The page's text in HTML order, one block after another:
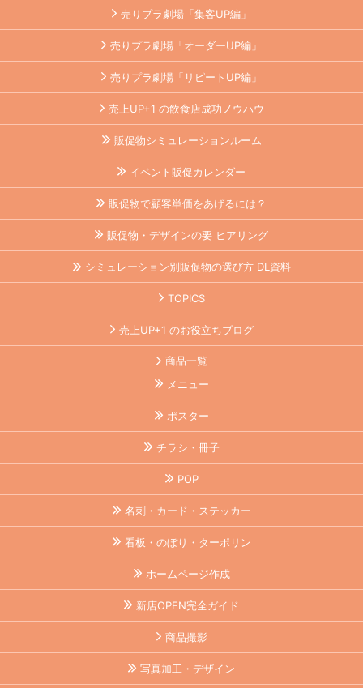
売りプラ劇場「集客UP編」
売りプラ劇場「オーダーUP編」
売りプラ劇場「リピートUP編」
売上UP+1 の飲食店成功ノウハウ
販促物シミュレーションルーム
イベント販促カレンダー
販促物で顧客単価をあげるには？
販促物・デザインの要 ヒアリング
シミュレーション別販促物の選び方 DL資料
TOPICS
売上UP+1 のお役立ちブログ
商品一覧
メニュー
ポスター
チラシ・冊子
POP
名刺・カード・ステッカー
看板・のぼり・ターポリン
ホームページ作成
新店OPEN完全ガイド
商品撮影
写真加工・デザイン